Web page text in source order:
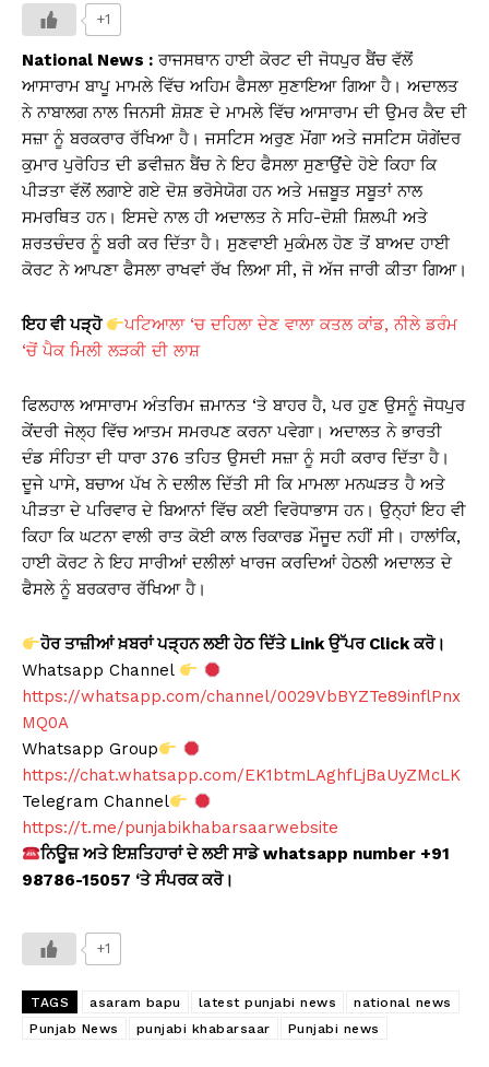
at
s
A
p
p
c
e
b
o
o
k
y
Li
n
k
e
+1
National News : ਰਾਜਸਥਾਨ ਹਾਈ ਕੋਰਟ ਦੀ ਜੋਧਪੁਰ ਬੈਂਚ ਵੱਲੋਂ
ਆਸਾਰਾਮ ਬਾਪੂ ਮਾਮਲੇ ਵਿੱਚ ਅਹਿਮ ਫੈਸਲਾ ਸੁਣਾਇਆ ਗਿਆ ਹੈ। ਅਦਾਲਤ
ਨੇ ਨਾਬਾਲਗ ਨਾਲ ਜਿਨਸੀ ਸ਼ੋਸ਼ਣ ਦੇ ਮਾਮਲੇ ਵਿੱਚ ਆਸਾਰਾਮ ਦੀ ਉਮਰ ਕੈਦ ਦੀ
ਸਜ਼ਾ ਨੂੰ ਬਰਕਰਾਰ ਰੱਖਿਆ ਹੈ। ਜਸਟਿਸ ਅਰੁਣ ਮੋਂਗਾ ਅਤੇ ਜਸਟਿਸ ਯੋਗੇਂਦਰ
ਕੁਮਾਰ ਪੁਰੋਹਿਤ ਦੀ ਡਵੀਜ਼ਨ ਬੈਂਚ ਨੇ ਇਹ ਫੈਸਲਾ ਸੁਣਾਉਂਦੇ ਹੋਏ ਕਿਹਾ ਕਿ
ਪੀੜਤਾ ਵੱਲੋਂ ਲਗਾਏ ਗਏ ਦੋਸ਼ ਭਰੋਸੇਯੋਗ ਹਨ ਅਤੇ ਮਜ਼ਬੂਤ ਸਬੂਤਾਂ ਨਾਲ
ਸਮਰਥਿਤ ਹਨ। ਇਸਦੇ ਨਾਲ ਹੀ ਅਦਾਲਤ ਨੇ ਸਹਿ-ਦੋਸ਼ੀ ਸ਼ਿਲਪੀ ਅਤੇ
ਸ਼ਰਤਚੰਦਰ ਨੂੰ ਬਰੀ ਕਰ ਦਿੱਤਾ ਹੈ। ਸੁਣਵਾਈ ਮੁਕੰਮਲ ਹੋਣ ਤੋਂ ਬਾਅਦ ਹਾਈ
ਕੋਰਟ ਨੇ ਆਪਣਾ ਫੈਸਲਾ ਰਾਖਵਾਂ ਰੱਖ ਲਿਆ ਸੀ, ਜੋ ਅੱਜ ਜਾਰੀ ਕੀਤਾ ਗਿਆ।
ਇਹ ਵੀ ਪੜ੍ਹੋ
ਪਟਿਆਲਾ ‘ਚ ਦਹਿਲਾ ਦੇਣ ਵਾਲਾ ਕਤਲ ਕਾਂਡ, ਨੀਲੇ ਡਰੰਮ
‘ਚੋਂ ਪੈਕ ਮਿਲੀ ਲੜਕੀ ਦੀ ਲਾਸ਼
ਫਿਲਹਾਲ ਆਸਾਰਾਮ ਅੰਤਰਿਮ ਜ਼ਮਾਨਤ ‘ਤੇ ਬਾਹਰ ਹੈ, ਪਰ ਹੁਣ ਉਸਨੂੰ ਜੋਧਪੁਰ
ਕੇਂਦਰੀ ਜੇਲ੍ਹ ਵਿੱਚ ਆਤਮ ਸਮਰਪਣ ਕਰਨਾ ਪਵੇਗਾ। ਅਦਾਲਤ ਨੇ ਭਾਰਤੀ
ਦੰਡ ਸੰਹਿਤਾ ਦੀ ਧਾਰਾ 376 ਤਹਿਤ ਉਸਦੀ ਸਜ਼ਾ ਨੂੰ ਸਹੀ ਕਰਾਰ ਦਿੱਤਾ ਹੈ।
ਦੂਜੇ ਪਾਸੇ, ਬਚਾਅ ਪੱਖ ਨੇ ਦਲੀਲ ਦਿੱਤੀ ਸੀ ਕਿ ਮਾਮਲਾ ਮਨਘੜਤ ਹੈ ਅਤੇ
ਪੀੜਤਾ ਦੇ ਪਰਿਵਾਰ ਦੇ ਬਿਆਨਾਂ ਵਿੱਚ ਕਈ ਵਿਰੋਧਾਭਾਸ ਹਨ। ਉਨ੍ਹਾਂ ਇਹ ਵੀ
ਕਿਹਾ ਕਿ ਘਟਨਾ ਵਾਲੀ ਰਾਤ ਕੋਈ ਕਾਲ ਰਿਕਾਰਡ ਮੌਜੂਦ ਨਹੀਂ ਸੀ। ਹਾਲਾਂਕਿ,
ਹਾਈ ਕੋਰਟ ਨੇ ਇਹ ਸਾਰੀਆਂ ਦਲੀਲਾਂ ਖਾਰਜ ਕਰਦਿਆਂ ਹੇਠਲੀ ਅਦਾਲਤ ਦੇ
ਫੈਸਲੇ ਨੂੰ ਬਰਕਰਾਰ ਰੱਖਿਆ ਹੈ।
ਹੋਰ ਤਾਜ਼ੀਆਂ ਖ਼ਬਰਾਂ ਪੜ੍ਹਨ ਲਈ ਹੇਠ ਦਿੱਤੇ Link ਉੱਪਰ Click ਕਰੋ।
Whatsapp Channel
https://whatsapp.com/channel/0029VbBYZTe89inflPnx
MQ0A
Whatsapp Group
https://chat.whatsapp.com/EK1btmLAghfLjBaUyZMcLK
Telegram Channel
https://t.me/punjabikhabarsaarwebsite
ਨਿਊਜ਼ ਅਤੇ ਇਸ਼ਤਿਹਾਰਾਂ ਦੇ ਲਈ ਸਾਡੇ whatsapp number +91
98786-15057 ‘ਤੇ ਸੰਪਰਕ ਕਰੋ।
+1
TAGS asaram bapu latest punjabi news
national news
Punjab News
punjabi khabarsaar Punjabi news